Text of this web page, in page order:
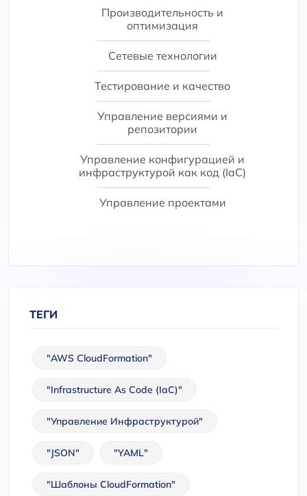
Производительность и
оптимизация
Сетевые технологии
Тестирование и качество
Управление версиями и
репозитории
Управление конфигурацией и
инфраструктурой как код (IaC)
Управление проектами
ТЕГИ
"AWS CloudFormation"
"Infrastructure As Code (IaC)"
"Управление Инфраструктурой"
"JSON" "YAML"
"Шаблоны CloudFormation"